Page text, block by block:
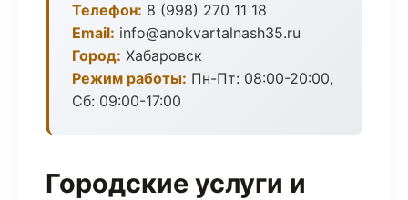
Телефон: 8 (998) 270 11 18
Email: info@anokvartalnash35.ru
Город: Хабаровск
Режим работы: Пн-Пт: 08:00-20:00,
Сб: 09:00-17:00
Городские услуги и